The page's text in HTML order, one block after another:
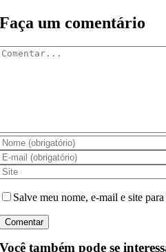
Faça um comentário
Salve meu nome, e-mail e site
Você também pode se